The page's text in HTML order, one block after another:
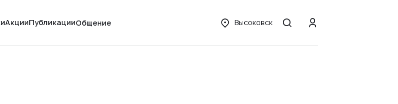
АкцииПубликацииОбщение Высоковск